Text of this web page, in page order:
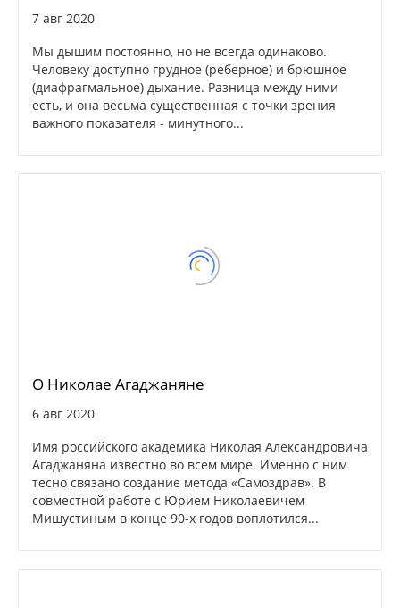
7 авг 2020
Мы дышим постоянно, но не всегда одинаково.
Человеку доступно грудное (реберное) и брюшное
(диафрагмальное) дыхание. Разница между ними
есть, и она весьма существенная с точки зрения
важного показателя - минутного...
О Николае Агаджаняне
6 авг 2020
Имя российского академика Николая Александровича
Агаджаняна известно во всем мире. Именно с ним
тесно связано создание метода «Самоздрав». В
совместной работе с Юрием Николаевичем
Мишустиным в конце 90-х годов воплотился...